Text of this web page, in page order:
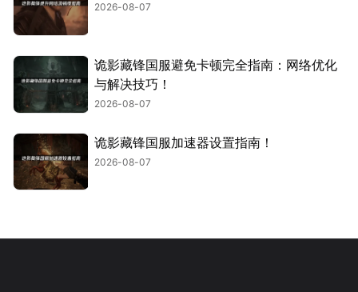
2026-08-07
诡影藏锋国服避免卡顿完全指南：网络优化
与解决技巧！
2026-08-07
诡影藏锋国服加速器设置指南！
2026-08-07